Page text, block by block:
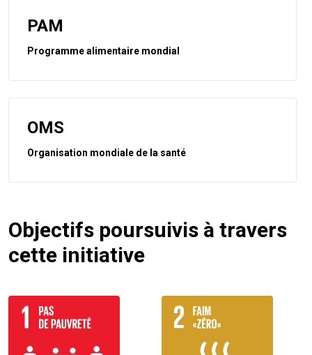
PAM
Programme alimentaire mondial
OMS
Organisation mondiale de la santé
Objectifs poursuivis à travers
cette initiative